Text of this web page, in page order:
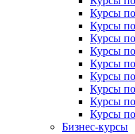
Курсы
Курсы
Курсы
Курсы
Курсы
Курсы
Курсы
Курсы
Курсы
Бизнес-курсы